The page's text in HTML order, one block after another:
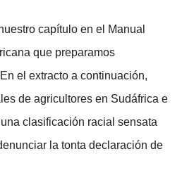
capítulo en el Manual
que preparamos
el extracto a continuación,
de agricultores en Sudáfrica e
clasificación racial sensata
la tonta declaración de